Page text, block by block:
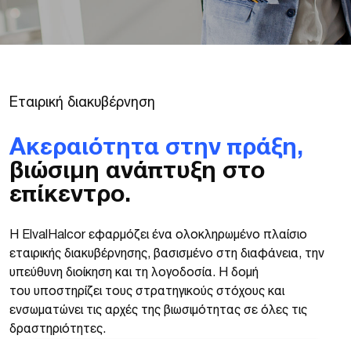
Εταιρική διακυβέρνηση
Ακεραιότητα στην πράξη,
βιώσιμη ανάπτυξη στο
επίκεντρο.
Η ElvalHalcor εφαρμόζει ένα ολοκληρωμένο πλαίσιο
εταιρικής διακυβέρνησης, βασισμένο στη διαφάνεια, την
υπεύθυνη διοίκηση και τη λογοδοσία. Η δομή
του υποστηρίζει τους στρατηγικούς στόχους και
ενσωματώνει τις αρχές της βιωσιμότητας σε όλες τις
δραστηριότητες.